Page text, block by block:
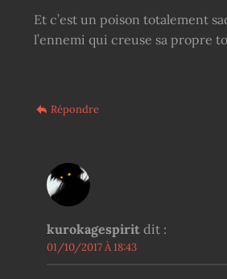
Et c’est un poison totalement
l’ennemi qui creuse sa propre
Répondre
kurokagespirit dit :
01/10/2017 À 18:43